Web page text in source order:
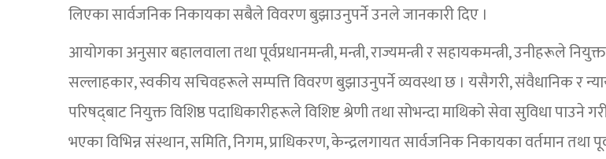
लिएका सार्वजनिक निकायका सबैले विवरण बुझाउनुपर्ने उनले जानकारी दिए ।
आयोगका अनुसार बहालवाला तथा पूर्वप्रधानमन्त्री, मन्त्री, राज्यमन्त्री र सहायकमन्त्री, उनीहरूले
सल्लाहकार, स्वकीय सचिवहरूले सम्पत्ति विवरण बुझाउनुपर्ने व्यवस्था छ । यसैगरी, संवैधानिक र
परिषद्‌बाट नियुक्त विशिष्ठ पदाधिकारीहरूले विशिष्ट श्रेणी तथा सोभन्दा माथिको सेवा सुविधा पाउने
भएका विभिन्न संस्थान, समिति, निगम, प्राधिकरण, केन्द्रलगायत सार्वजनिक निकायका वर्तमान तथा